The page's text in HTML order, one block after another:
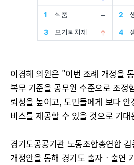
이경혜 의원은 "이번 조례 개정을
복무 기준을 공무원 수준으로 조정
뢰성을 높이고, 도민들에게 보다
비스를 제공할 수 있을 것으로 기
경기도공공기관 노동조합총연합
개정안을 통해 경기도 출자ㆍ출연